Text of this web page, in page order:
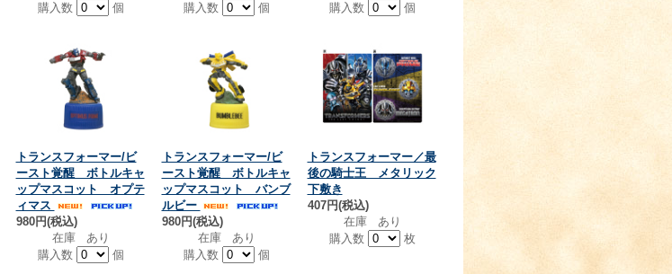
購入数
個
購入数
個
購入数
個
トランスフォーマー/ビ
ースト覚醒 ボトルキャ
ップマスコット オプテ
ィマス
980円(税込)
在庫 あり
購入数
個
トランスフォーマー/ビ
ースト覚醒 ボトルキャ
ップマスコット バンブ
ルビー
980円(税込)
在庫 あり
購入数
個
トランスフォーマー／最
後の騎士王 メタリック
下敷き
407円(税込)
在庫 あり
購入数
枚